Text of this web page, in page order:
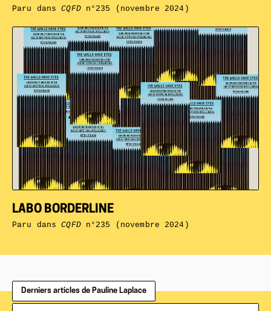
LABO BORDERLINE
Paru dansCQFDn°235 (novembre 2024)
Paru dansCQFDn°235 (novembre 2024)
Derniers articles de Pauline Laplace